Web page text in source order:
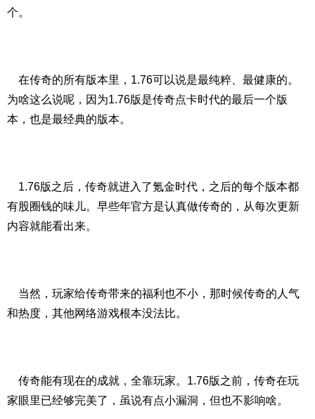
个。
在传奇的所有版本里，1.76可以说是最纯粹、最健康的。
为啥这么说呢，因为1.76版是传奇点卡时代的最后一个版
本，也是最经典的版本。
1.76版之后，传奇就进入了氪金时代，之后的每个版本都
有股圈钱的味儿。早些年官方是认真做传奇的，从每次更新
内容就能看出来。
当然，玩家给传奇带来的福利也不小，那时候传奇的人气
和热度，其他网络游戏根本没法比。
传奇能有现在的成就，全靠玩家。1.76版之前，传奇在玩
家眼里已经够完美了，虽说有点小漏洞，但也不影响啥。